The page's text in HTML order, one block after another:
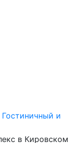
Гостиничный и